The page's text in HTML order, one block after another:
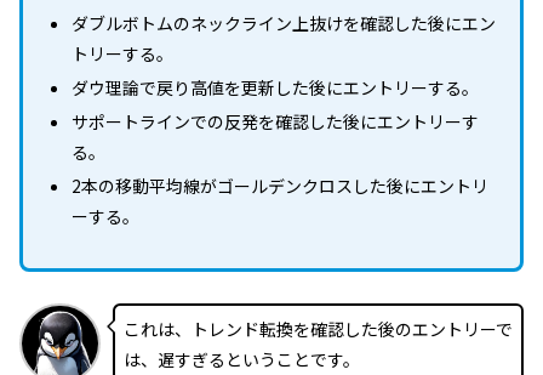
ダブルボトムのネックライン上抜けを確認した後にエン
トリーする。
ダウ理論で戻り高値を更新した後にエントリーする。
サポートラインでの反発を確認した後にエントリーす
る。
2本の移動平均線がゴールデンクロスした後にエントリ
ーする。
これは、トレンド転換を確認した後のエントリーで
は、遅すぎるということです。